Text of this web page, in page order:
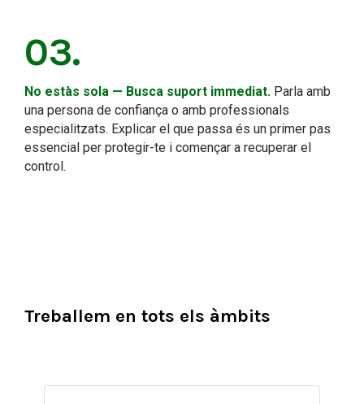
03.
No estàs sola — Busca suport immediat. Parla amb
una persona de confiança o amb professionals
especialitzats. Explicar el que passa és un primer pas
essencial per protegir-te i començar a recuperar el
control.
Treballem en tots els àmbits